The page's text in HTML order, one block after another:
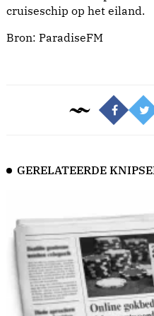
cruiseschip op het eiland.
Bron: ParadiseFM
GERELATEERDE